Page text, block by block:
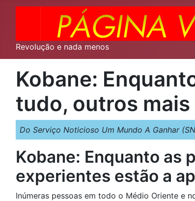
Revolução e nada menos
Kobane:
tudo, outros
Do Serviço Noticioso Um Mundo A Ganhar
Kobane: Enquanto as
experientes estão a
Inúmeras pessoas em todo o Médio Oriente e